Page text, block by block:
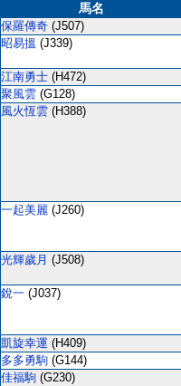
馬名
保羅傳奇 (J507)
昭易搵 (J339)
江南勇士 (H472)
聚風雲 (G128)
風火恆雲 (H388)
一起美麗 (J260)
光輝歲月 (J508)
銳一 (J037)
凱旋幸運 (H409)
多多勇駒 (G144)
佳福駒 (G230)